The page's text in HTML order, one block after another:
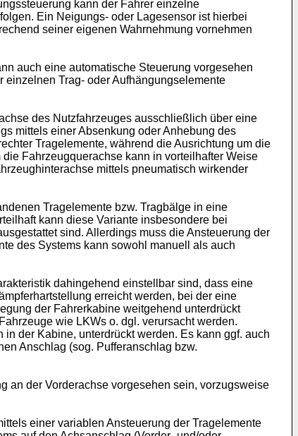
kann der Fahrer einzelne
Ein Neigungs- oder Lagesensor ist hierbei
seiner eigenen Wahrnehmung vornehmen
auch eine automatische Steuerung vorgesehen
Trag- oder Aufhängungselemente
des Nutzfahrzeuges ausschließlich über eine
mittels einer Absenkung oder Anhebung des
Tragelemente, während die Ausrichtung um die
Fahrzeugquerachse kann in vorteilhafter Weise
mittels pneumatisch wirkender
Tragelemente bzw. Tragbälge in eine
kann diese Variante insbesondere bei
sind. Allerdings muss die Ansteuerung der
des Systems kann sowohl manuell als auch
dahingehend einstellbar sind, dass eine
erreicht werden, bei der eine
der Fahrerkabine weitgehend unterdrückt
wie LKWs o. dgl. verursacht werden.
der Kabine, unterdrückt werden. Es kann ggf. auch
Anschlag (sog. Pufferanschlag bzw.
an der Vorderachse vorgesehen sein, vorzugsweise
einer variablen Ansteuerung der Tragelemente